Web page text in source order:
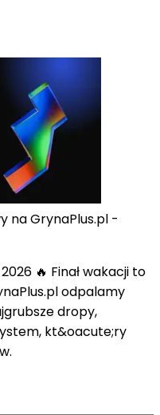
na GrynaPlus.pl -
🔥 Finał wakacji to
odpalamy
dropy,
kt&oacute;ry